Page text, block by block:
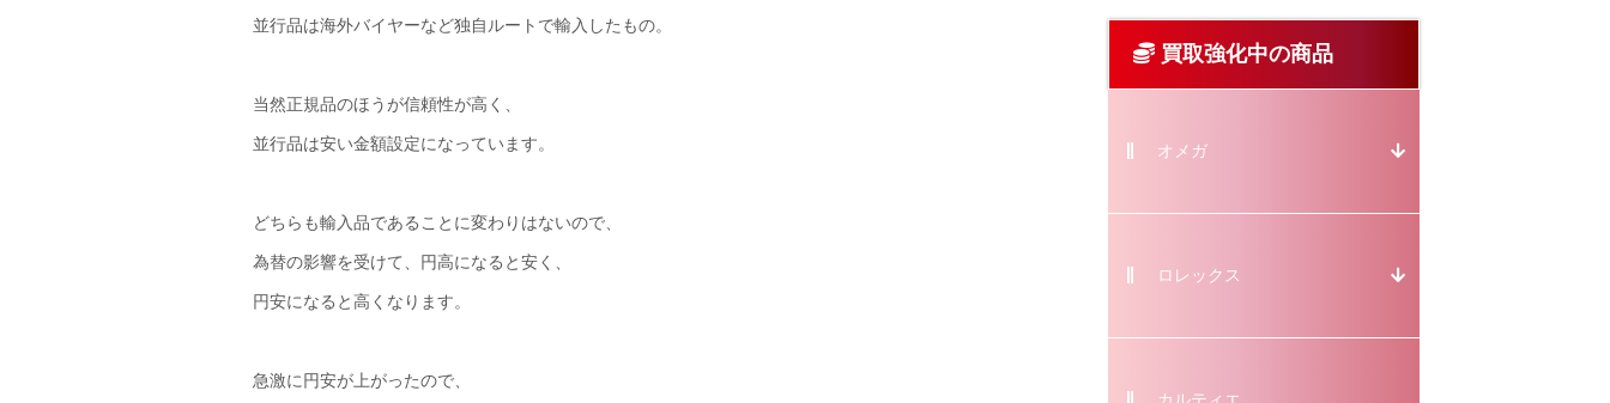
並行品は海外バイヤーなど独自ルートで輸入したもの。
当然正規品のほうが信頼性が高く、
並行品は安い金額設定になっています。
どちらも輸入品であることに変わりはないので、
為替の影響を受けて、円高になると安く、
円安になると高くなります。
急激に円安が上がったので、
買取強化中の商品
オメガ
ロレックス